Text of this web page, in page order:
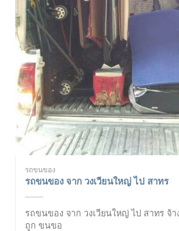
รถขนของ
รถขนของ จาก วงเวียนใหญ่ ไป สาทร
รถขนของ จาก วงเวียนใหญ่ ไป สาทร จ้
ถูก ขนขอ